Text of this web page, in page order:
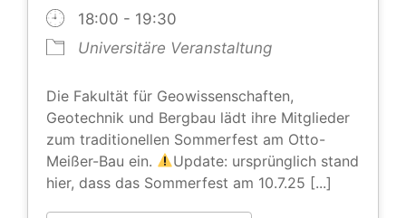
18:00 - 19:30
Universitäre Veranstaltung
Die Fakultät für Geowissenschaften,
Geotechnik und Bergbau lädt ihre Mitglieder
zum traditionellen Sommerfest am Otto-
Meißer-Bau ein.
Update: ursprünglich stand
hier, dass das Sommerfest am 10.7.25 [...]